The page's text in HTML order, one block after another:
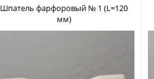
Шпатель фарфоровый № 1 (L=120
мм)